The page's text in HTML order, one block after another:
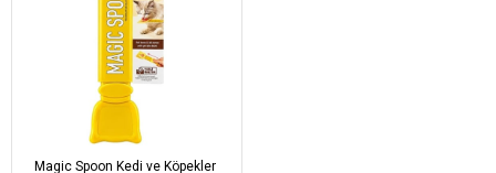
Magic Spoon Kedi ve Köpekler